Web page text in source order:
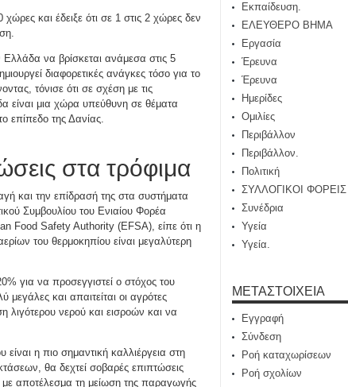
και έδειξε ότι σε 1 στις 2 χώρες δεν
να βρίσκεται ανάμεσα στις 5
διαφορετικές ανάγκες τόσο για το
τόνισε ότι σε σχέση με τις
είναι μια χώρα υπεύθυνη σε θέματα
επίπεδο της Δανίας.
στα τρόφιμα
και την επίδρασή της στα συστήματα
Συμβουλίου του Ενιαίου Φορέα
Food Safety Authority (EFSA), είπε ότι η
του θερμοκηπίου είναι μεγαλύτερη
για να προσεγγιστεί ο στόχος του
μεγάλες και απαιτείται οι αγρότες
λιγότερου νερού και εισροών και να
η πιο σημαντική καλλιέργεια στη
θα δεχτεί σοβαρές επιπτώσεις
με αποτέλεσμα τη μείωση της παραγωγής
Εκπαίδευση.
ΕΛΕΥΘΕΡΟ ΒΗΜΑ
Εργασία
Έρευνα
Έρευνα
Ημερίδες
Ομιλίες
Περιβάλλον
Περιβάλλον.
Πολιτική
ΣΥΛΛΟΓΙΚΟΙ ΦΟΡΕΙΣ
Συνέδρια
Υγεία
Υγεία.
ΜΕΤΑΣΤΟΙΧΕΊΑ
Εγγραφή
Σύνδεση
Ροή καταχωρίσεων
Ροή σχολίων